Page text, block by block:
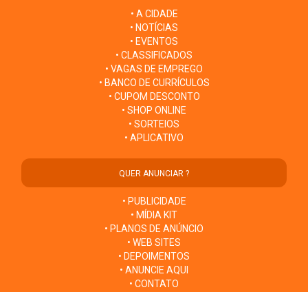
• A CIDADE
• NOTÍCIAS
• EVENTOS
• CLASSIFICADOS
• VAGAS DE EMPREGO
• BANCO DE CURRÍCULOS
• CUPOM DESCONTO
• SHOP ONLINE
• SORTEIOS
• APLICATIVO
QUER ANUNCIAR ?
• PUBLICIDADE
• MÍDIA KIT
• PLANOS DE ANÚNCIO
• WEB SITES
• DEPOIMENTOS
• ANUNCIE AQUI
• CONTATO